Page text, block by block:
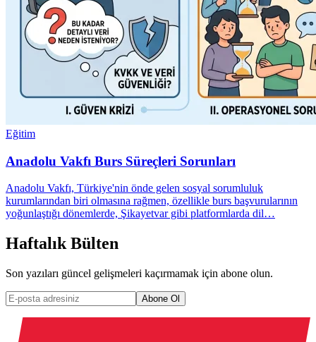
Eğitim
Anadolu Vakfı Burs Süreçleri Sorunları
Anadolu Vakfı, Türkiye'nin önde gelen sosyal sorumluluk
kurumlarından biri olmasına rağmen, özellikle burs başvurularının
yoğunlaştığı dönemlerde, Şikayetvar gibi platformlarda dil…
Haftalık Bülten
Son yazıları güncel gelişmeleri kaçırmamak için abone olun.
Abone Ol